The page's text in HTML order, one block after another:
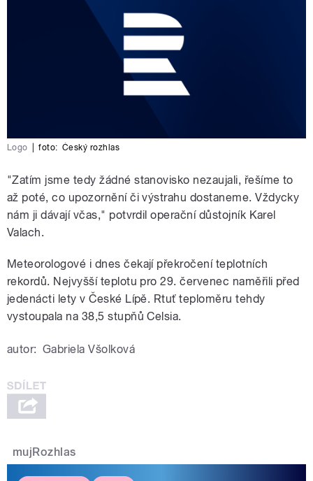
Logo foto: Český rozhlas
"Zatím jsme tedy žádné stanovisko nezaujali, řešíme to
až poté, co upozornění či výstrahu dostaneme. Vždycky
nám ji dávají včas," potvrdil operační důstojník Karel
Valach.
Meteorologové i dnes čekají překročení teplotních
rekordů. Nejvyšší teplotu pro 29. červenec naměřili před
jedenácti lety v České Lípě. Rtuť teploměru tehdy
vystoupala na 38,5 stupňů Celsia.
autor: Gabriela Všolková
mujRozhlas